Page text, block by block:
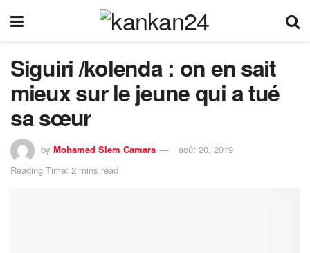
Siguiri /kolenda : on en sait
mieux sur le jeune qui a tué
sa sœur
by Mohamed Slem Camara
août 20, 2019
Reading Time: 2 mins read